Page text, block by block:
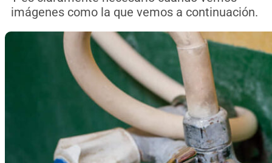
imágenes como la que vemos a continuación.